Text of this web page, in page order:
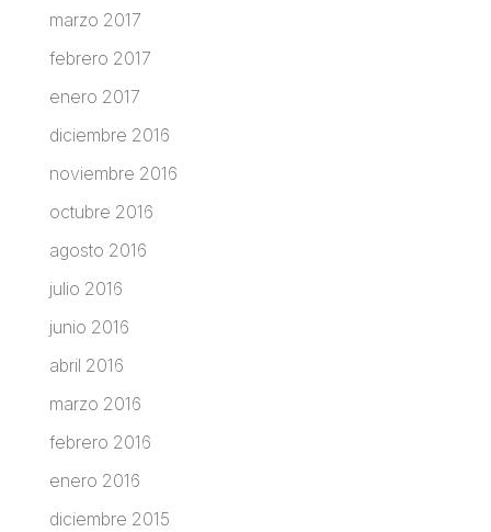
marzo 2017
febrero 2017
enero 2017
diciembre 2016
noviembre 2016
octubre 2016
agosto 2016
julio 2016
junio 2016
abril 2016
marzo 2016
febrero 2016
enero 2016
diciembre 2015